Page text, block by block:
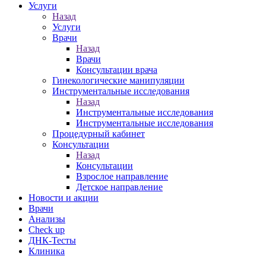
Услуги
Назад
Услуги
Врачи
Назад
Врачи
Консультации врача
Гинекологические манипуляции
Инструментальные исследования
Назад
Инструментальные исследования
Инструментальные исследования
Процедурный кабинет
Консультации
Назад
Консультации
Взрослое направление
Детское направление
Новости и акции
Врачи
Анализы
Check up
ДНК-Тесты
Клиника